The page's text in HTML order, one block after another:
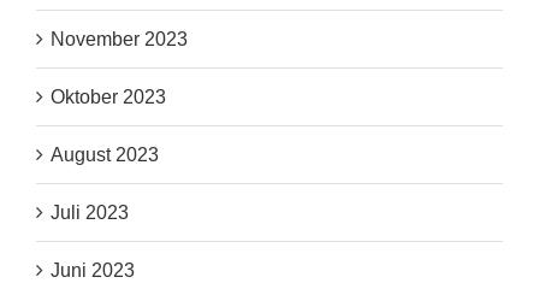
November 2023
Oktober 2023
August 2023
Juli 2023
Juni 2023